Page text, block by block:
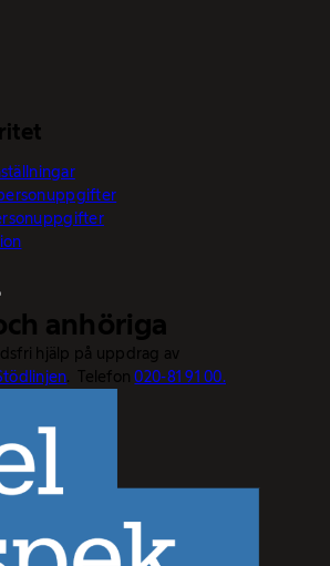
anhöriga
hjälp på uppdrag av
. Telefon020-81 91 00.